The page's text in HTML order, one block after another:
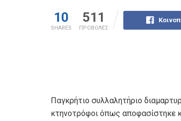
10
SHARES
511
ΠΡΟΒΟΛΕΣ
Παγκρήτιο συλλαλητήριο
κτηνοτρόφοι όπως αποφασίστηκε